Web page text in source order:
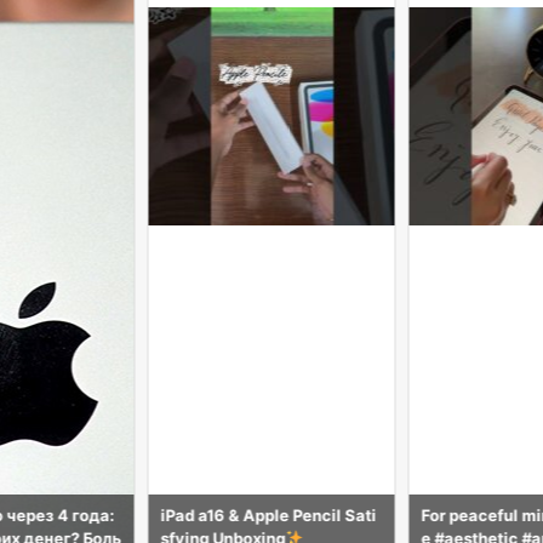
Pencil Sati
For peaceful minds
#appl
e #aesthetic #applepencil #
how to make
olours #art